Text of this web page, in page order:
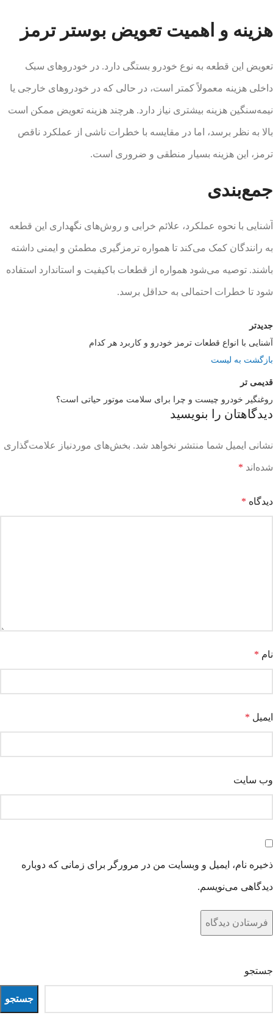
هزینه و اهمیت تعویض بوستر ترمز
تعویض این قطعه به نوع خودرو بستگی دارد. در خودروهای سبک
داخلی هزینه معمولاً کمتر است، در حالی که در خودروهای خارجی یا
نیمه‌سنگین هزینه بیشتری نیاز دارد. هرچند هزینه تعویض ممکن است
بالا به نظر برسد، اما در مقایسه با خطرات ناشی از عملکرد ناقص
ترمز، این هزینه بسیار منطقی و ضروری است.
جمع‌بندی
آشنایی با نحوه عملکرد، علائم خرابی و روش‌های نگهداری این قطعه
به رانندگان کمک می‌کند تا همواره ترمزگیری مطمئن و ایمنی داشته
باشند. توصیه می‌شود همواره از قطعات باکیفیت و استاندارد استفاده
شود تا خطرات احتمالی به حداقل برسد.
جدیدتر
آشنایی با انواع قطعات ترمز خودرو و کاربرد هر کدام
بازگشت به لیست
قدیمی تر
روغنگیر خودرو چیست و چرا برای سلامت موتور حیاتی است؟
دیدگاهتان را بنویسید
نشانی ایمیل شما منتشر نخواهد شد. بخش‌های موردنیاز علامت‌گذاری
شده‌اند *
دیدگاه *
نام *
ایمیل *
وب‌ سایت
ذخیره نام، ایمیل و وبسایت من در مرورگر برای زمانی که دوباره
دیدگاهی می‌نویسم.
جستجو
جستجو